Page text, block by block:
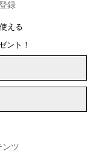
録
える
ント！
ンツ